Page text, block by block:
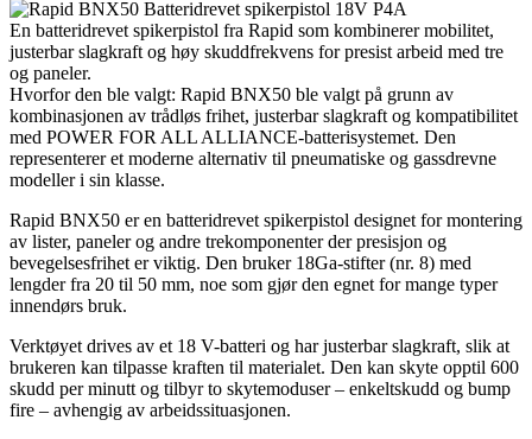
En batteridrevet spikerpistol fra Rapid som kombinerer mobilitet,
justerbar slagkraft og høy skuddfrekvens for presist arbeid med tre
og paneler.
Hvorfor den ble valgt: Rapid BNX50 ble valgt på grunn av
kombinasjonen av trådløs frihet, justerbar slagkraft og kompatibilitet
med POWER FOR ALL ALLIANCE-batterisystemet. Den
representerer et moderne alternativ til pneumatiske og gassdrevne
modeller i sin klasse.
Rapid BNX50 er en batteridrevet spikerpistol designet for montering
av lister, paneler og andre trekomponenter der presisjon og
bevegelsesfrihet er viktig. Den bruker 18Ga-stifter (nr. 8) med
lengder fra 20 til 50 mm, noe som gjør den egnet for mange typer
innendørs bruk.
Verktøyet drives av et 18 V-batteri og har justerbar slagkraft, slik at
brukeren kan tilpasse kraften til materialet. Den kan skyte opptil 600
skudd per minutt og tilbyr to skytemoduser – enkeltskudd og bump
fire – avhengig av arbeidssituasjonen.